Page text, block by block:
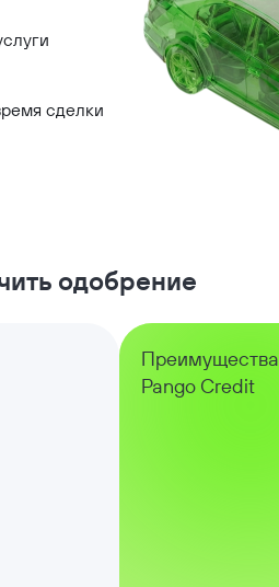
сделки
одобрение
Преимущества
Pango Credit